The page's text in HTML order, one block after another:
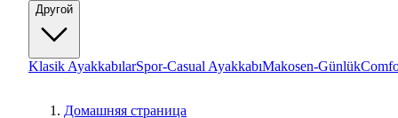
Другой
Klasik AyakkabılarSpor-Casual AyakkabıMakosen-Günlük
Домашняя страница